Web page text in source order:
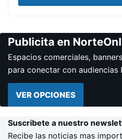
Publicita en
Espacios comerciales,
para conectar con audiencias
VER OPCIONES
Suscribete a nuestro
Recibe las noticias mas